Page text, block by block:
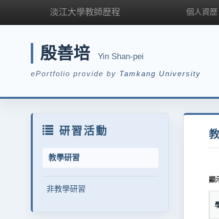
淡江大學教師歷程 個人資歷
殷善培 Yin Shan-pei
ePortfolio provide by Tamkang University
研習活動
教學研習
非教學研習
顯